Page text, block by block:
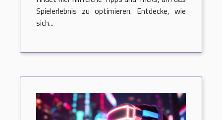
Spielerlebnis zu optimieren. Entdecke, wie
sich...